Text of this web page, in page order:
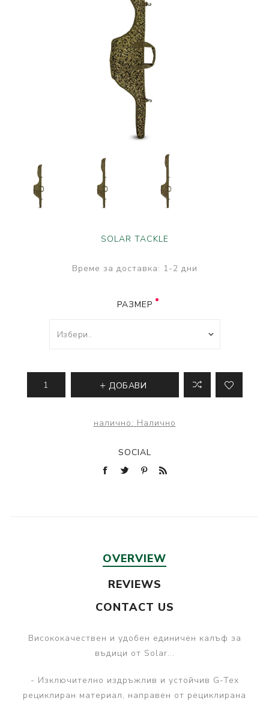
SOLAR TACKLE
Време за доставка: 1-2 дни
РАЗМЕР
ДОБАВИ
налично: Налично
SOCIAL
OVERVIEW
REVIEWS
CONTACT US
Висококачествен и удобен единичен калъф за
въдици от Solar...
- Изключително издръжлив и устойчив G-Tex
рециклиран материал, направен от рециклирана